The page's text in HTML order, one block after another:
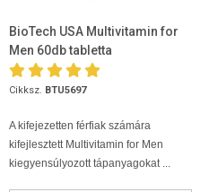
BioTech USA Multivitamin for
Men 60db tabletta
Cikksz. BTU5697
A kifejezetten férfiak számára
kifejlesztett Multivitamin for Men
kiegyensúlyozott tápanyagokat ...